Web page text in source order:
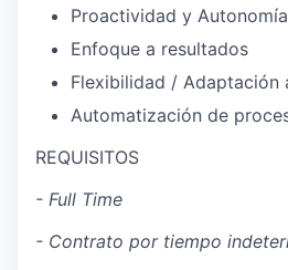
Proactividad y Autonomía
Enfoque a resultados
Flexibilidad / Adaptación
Automatización de
REQUISITOS
- Full Time
- Contrato por tiempo